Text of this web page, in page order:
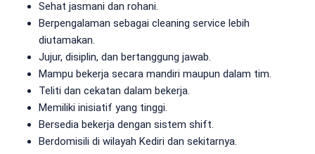
Sehat jasmani dan rohani.
Berpengalaman sebagai cleaning service lebih
diutamakan.
Jujur, disiplin, dan bertanggung jawab.
Mampu bekerja secara mandiri maupun dalam tim.
Teliti dan cekatan dalam bekerja.
Memiliki inisiatif yang tinggi.
Bersedia bekerja dengan sistem shift.
Berdomisili di wilayah Kediri dan sekitarnya.